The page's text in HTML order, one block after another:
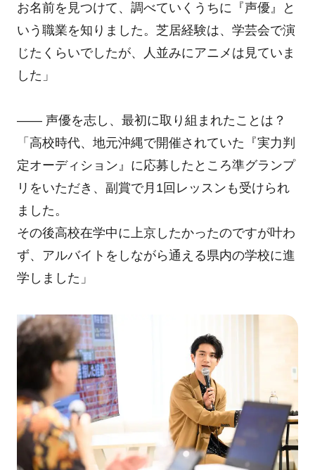
お名前を見つけて、調べていくうちに『声優』と
いう職業を知りました。芝居経験は、学芸会で演
じたくらいでしたが、人並みにアニメは見ていま
した」
―― 声優を志し、最初に取り組まれたことは？
「高校時代、地元沖縄で開催されていた『実力判
定オーディション』に応募したところ準グランプ
リをいただき、副賞で月1回レッスンも受けられ
ました。
その後高校在学中に上京したかったのですが叶わ
ず、アルバイトをしながら通える県内の学校に進
学しました」